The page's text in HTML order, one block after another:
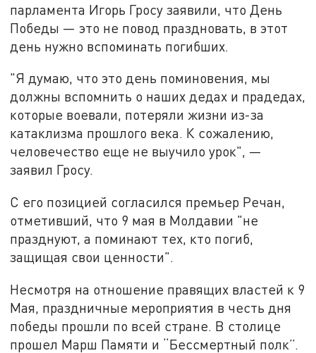
парламента Игорь Гросу заявили, что День
Победы — это не повод праздновать, в этот
день нужно вспоминать погибших.
"Я думаю, что это день поминовения, мы
должны вспомнить о наших дедах и прадедах,
которые воевали, потеряли жизни из-за
катаклизма прошлого века. К сожалению,
человечество еще не выучило урок", —
заявил Гросу.
С его позицией согласился премьер Речан,
отметивший, что 9 мая в Молдавии "не
празднуют, а поминают тех, кто погиб,
защищая свои ценности".
Несмотря на отношение правящих властей к 9
Мая, праздничные мероприятия в честь дня
победы прошли по всей стране. В столице
прошел Марш Памяти и “Бессмертный полк”.